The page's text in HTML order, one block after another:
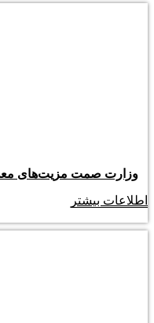
وزارت صمت مزیت‌های
اطلاعات بیشتر